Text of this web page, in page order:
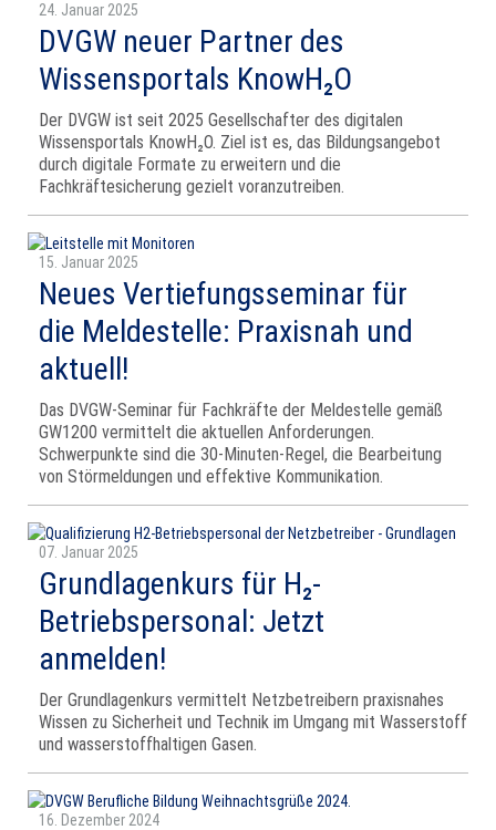
24. Januar 2025
DVGW neuer Partner des
Wissensportals KnowH₂O
Der DVGW ist seit 2025 Gesellschafter des digitalen
Wissensportals KnowH₂O. Ziel ist es, das Bildungsangebot
durch digitale Formate zu erweitern und die
Fachkräftesicherung gezielt voranzutreiben.
15. Januar 2025
Neues Vertiefungsseminar für
die Meldestelle: Praxisnah und
aktuell!
Das DVGW-Seminar für Fachkräfte der Meldestelle gemäß
GW1200 vermittelt die aktuellen Anforderungen.
Schwerpunkte sind die 30-Minuten-Regel, die Bearbeitung
von Störmeldungen und effektive Kommunikation.
07. Januar 2025
Grundlagenkurs für H₂-
Betriebspersonal: Jetzt
anmelden!
Der Grundlagenkurs vermittelt Netzbetreibern praxisnahes
Wissen zu Sicherheit und Technik im Umgang mit Wasserstoff
und wasserstoffhaltigen Gasen.
16. Dezember 2024